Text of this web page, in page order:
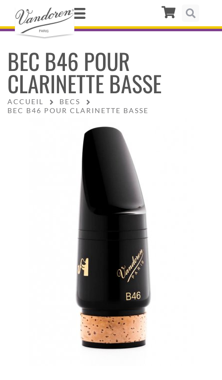
BEC B46 POUR
CLARINETTE BASSE
ACCUEIL
BECS
BEC B46 POUR CLARINETTE BASSE